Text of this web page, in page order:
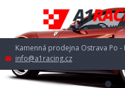
Kamenná prodejna Ostrava Po -
info@a1racing.cz